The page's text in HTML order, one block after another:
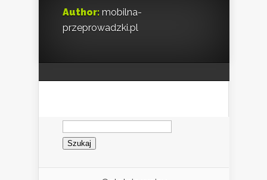
Author: mobilna-
przeprowadzki.pl
Szukaj: